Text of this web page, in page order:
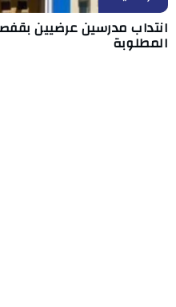
انتداب مدرسين عرضيين
المطلوبة